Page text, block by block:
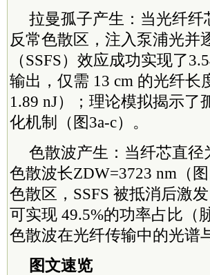
拉曼孤子产生：当光纤纤
反常色散区，注入泵浦光并
（SSFS）效应成功实现了
输出，仅需 13 cm 的光纤长
1.89 nJ）；理论模拟揭示
化机制（图3a-c）。
色散波产生：当纤芯直
色散波长ZDW=3723 nm（
色散区，SSFS 被抵消后激
可实现 49.5%的功率占比（
色散波在光纤传输中的光谱
图文速览